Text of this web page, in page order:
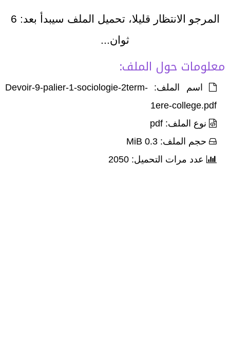
المرجو الانتظار قليلا، تحميل الملف سيبدأ بعد: 6
ثوان...
معلومات حول الملف:
اسم الملف: Devoir-9-palier-1-sociologie-2term-
1ere-college.pdf
نوع الملف: pdf
حجم الملف: 0.3 MiB
عدد مرات التحميل: 2050